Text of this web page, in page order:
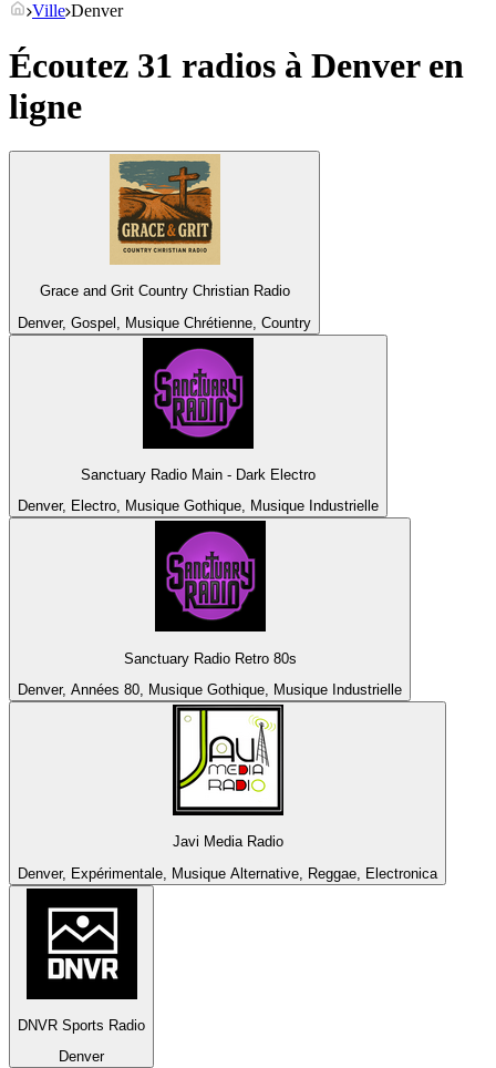
Ville Denver
Écoutez 31 radios à Denveren
ligne
Grace and Grit Country Christian Radio
Denver, Gospel, Musique Chrétienne, Country
Sanctuary Radio Main - Dark Electro
Denver, Electro, Musique Gothique, Musique Industrielle
Sanctuary Radio Retro 80s
Denver, Années 80, Musique Gothique, Musique Industrielle
Javi Media Radio
Denver, Expérimentale, Musique Alternative, Reggae, Electronica
DNVR Sports Radio
Denver